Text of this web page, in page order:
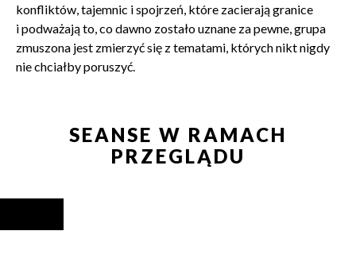
konfliktów, tajemnic i spojrzeń, które zacierają granice
i podważają to, co dawno zostało uznane za pewne, grupa
zmuszona jest zmierzyć się z tematami, których nikt nigdy
nie chciałby poruszyć.
SEANSE W RAMACH
PRZEGLĄDU